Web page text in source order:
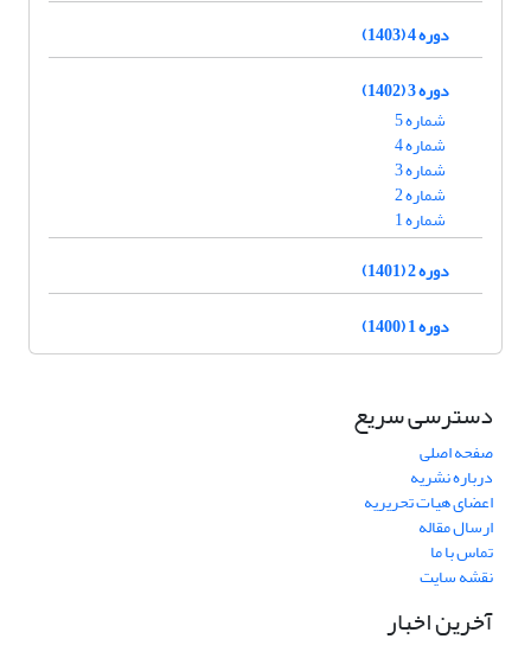
دوره 4 (1403)
دوره 3 (1402)
شماره 5
شماره 4
شماره 3
شماره 2
شماره 1
دوره 2 (1401)
دوره 1 (1400)
دسترسی سریع
صفحه اصلی
درباره نشریه
اعضای هیات تحریریه
ارسال مقاله
تماس با ما
نقشه سایت
آخرین اخبار